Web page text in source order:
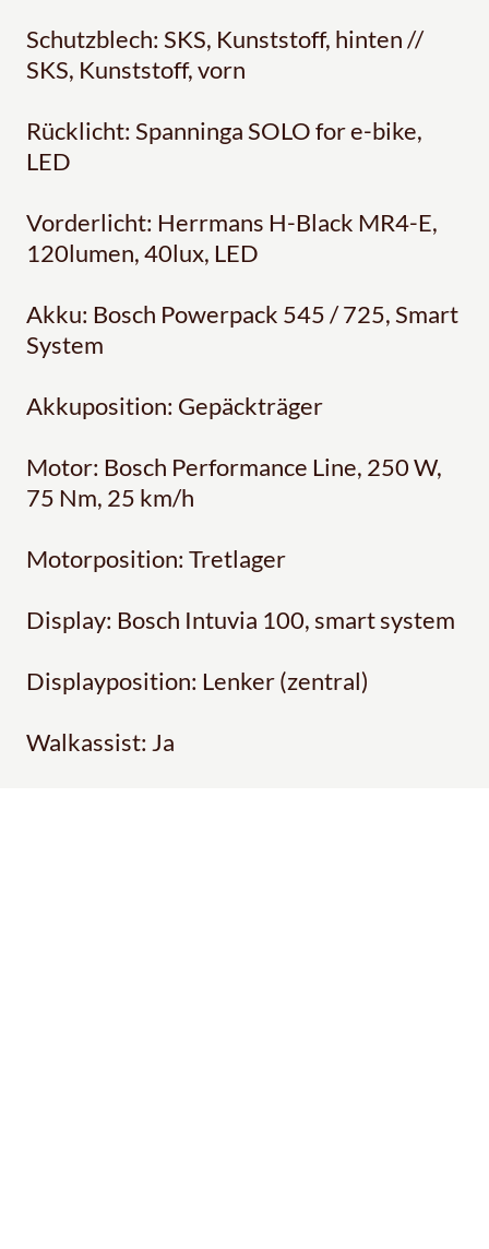
Schutzblech: SKS, Kunststoff, hinten //
SKS, Kunststoff, vorn
Rücklicht: Spanninga SOLO for e-bike,
LED
Vorderlicht: Herrmans H-Black MR4-E,
120lumen, 40lux, LED
Akku: Bosch Powerpack 545 / 725, Smart
System
Akkuposition: Gepäckträger
Motor: Bosch Performance Line, 250 W,
75 Nm, 25 km/h
Motorposition: Tretlager
Display: Bosch Intuvia 100, smart system
Displayposition: Lenker (zentral)
Walkassist: Ja